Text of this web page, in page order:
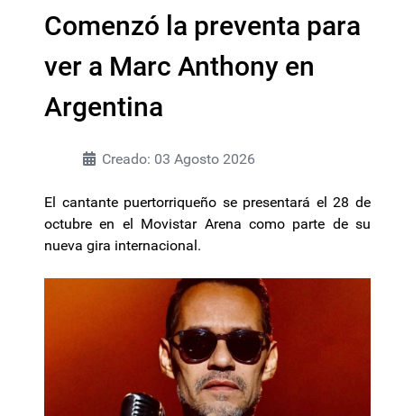
Comenzó la preventa para
ver a Marc Anthony en
Argentina
Creado: 03 Agosto 2026
El cantante puertorriqueño se presentará el 28 de
octubre en el Movistar Arena como parte de su
nueva gira internacional.